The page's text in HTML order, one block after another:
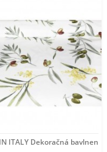
na béžovom,
ITALY Dekoračná bavlnená